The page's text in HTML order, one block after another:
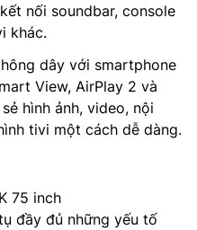
nối soundbar, console
khác.
dây với smartphone
View, AirPlay 2 và
hình ảnh, video, nội
tivi một cách dễ dàng.
75 inch
đầy đủ những yếu tố